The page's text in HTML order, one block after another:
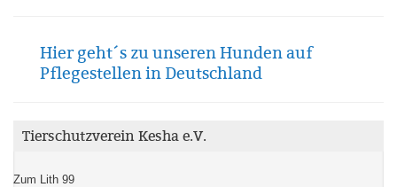
Hier geht´s zu unseren Hunden auf
Pflegestellen in Deutschland
Tierschutzverein Kesha e.V.
Zum Lith 99